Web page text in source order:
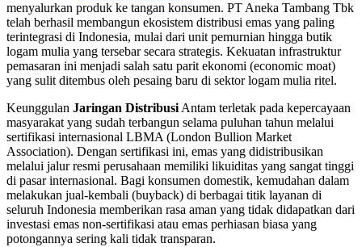
menyalurkan produk ke tangan konsumen. PT Aneka Tambang Tbk
telah berhasil membangun ekosistem distribusi emas yang paling
terintegrasi di Indonesia, mulai dari unit pemurnian hingga butik
logam mulia yang tersebar secara strategis. Kekuatan infrastruktur
pemasaran ini menjadi salah satu parit ekonomi (economic moat)
yang sulit ditembus oleh pesaing baru di sektor logam mulia ritel.
Keunggulan Jaringan Distribusi Antam terletak pada kepercayaan
masyarakat yang sudah terbangun selama puluhan tahun melalui
sertifikasi internasional LBMA (London Bullion Market
Association). Dengan sertifikasi ini, emas yang didistribusikan
melalui jalur resmi perusahaan memiliki likuiditas yang sangat tinggi
di pasar internasional. Bagi konsumen domestik, kemudahan dalam
melakukan jual-kembali (buyback) di berbagai titik layanan di
seluruh Indonesia memberikan rasa aman yang tidak didapatkan dari
investasi emas non-sertifikasi atau emas perhiasan biasa yang
potongannya sering kali tidak transparan.